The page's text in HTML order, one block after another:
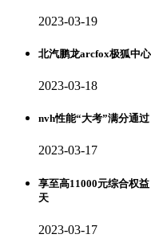
2023-03-19
北汽鹏龙arcfox极狐中
2023-03-18
nvh性能“大考”满分通
2023-03-17
享至高11000元综合权
天
2023-03-17